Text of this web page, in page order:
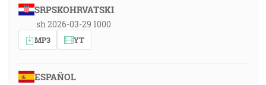
SRPSKOHRVATSKI
sh 2026-03-29 1000
MP3 YT
ESPAÑOL